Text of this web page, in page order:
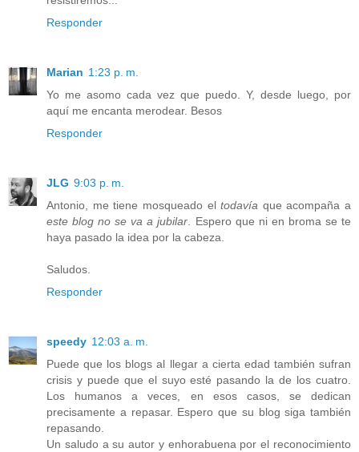
Responder
Marian 1:23 p. m.
Yo me asomo cada vez que puedo. Y, desde luego, por
aquí me encanta merodear. Besos
Responder
JLG 9:03 p. m.
Antonio, me tiene mosqueado eltodavía que acompaña a
este blog no se va a jubilar . Espero que ni en broma se te
haya pasado la idea por la cabeza.
Saludos.
Responder
speedy 12:03 a. m.
Puede que los blogs al llegar a cierta edad también sufran
crisis y puede que el suyo esté pasando la de los cuatro.
Los humanos a veces, en esos casos, se dedican
precisamente a repasar. Espero que su blog siga también
repasando.
Un saludo a su autor y enhorabuena por el reconocimiento